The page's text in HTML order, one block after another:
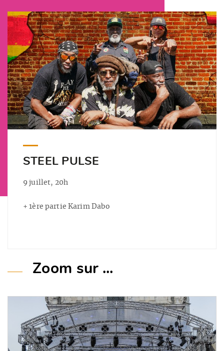
STEEL PULSE
9 juillet, 20h
+ 1ère partie Karim Dabo
Zoom sur ...